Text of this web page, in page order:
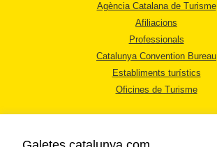
Agència Catalana de Turisme
Afiliacions
Professionals
Catalunya Convention Bureau
Establiments turístics
Oficines de Turisme